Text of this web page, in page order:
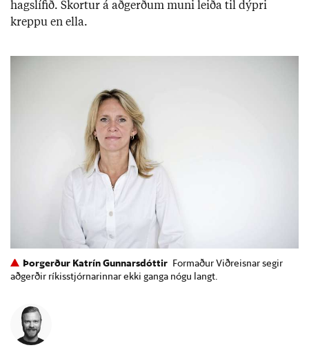
hags­líf­ið. Skort­ur á að­gerð­um muni leiða til dýpri
kreppu en ella.
Þorgerður Katrín Gunnarsdóttir Formaður Viðreisnar segir
aðgerðir ríkisstjórnarinnar ekki ganga nógu langt.